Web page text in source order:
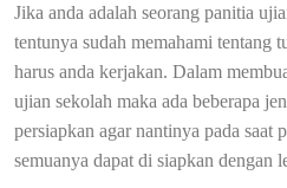
Jika anda adalah seorang panitia
tentunya sudah memahami tentang
harus anda kerjakan. Dalam
ujian sekolah maka ada beberapa
persiapkan agar nantinya pada saat
semuanya dapat di siapkan dengan